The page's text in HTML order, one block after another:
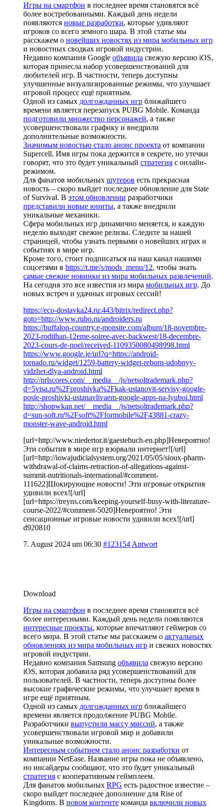
Игры на смартфон в последнее время становятся всё
более востребованными. Каждый день недели
появляются новые разработки, которые удивляют
игроков со всего земного шара. В этой статье мы
расскажем о новейших новостях из мира мобильных игр
и новостных сводках игровой индустрии.
Недавно компания Google объявила свежую версию iOS,
которая принесла набор усовершенствований для
любителей игр. В частности, теперь доступны
улучшенные визуализированные режимы, что улучшает
игровой процесс ещё приятным.
Одной из самых долгожданных игр ближайшего
времени является перезапуск PUBG Mobile. Команда
подготовили множество персонажей, а также
усовершенствовали графику и внедрили
дополнительные возможности.
Значимым новостью стало анонс проекта от компании
Supercell. Имя игры пока держится в секрете, но утечки
говорят, что это будет уникальный стратегия с онлайн-
режимом.
Для фанатов мобильных шутеров есть прекрасная
новость – скоро выйдет последнее обновление для State
of Survival. В этом обновлении разработчики
представили новые юниты, а также внедрили
уникальные механики.
Сфера мобильных игр динамично меняется, и каждую
неделю выходят свежие релизы. Следите за нашей
страницей, чтобы узнать первыми о новейших играх и
событиях в мире игр.
Кроме того, стоит подписаться на наш канал нашими
соцсетями в https://t.me/s/mods_menu/12, чтобы знать
самые свежие новинки из мира мобильных развлечений.
На сегодня это все известия из мира мобильных игр. До
новых встреч и удачных игровых сессий!
https://eco-dostavka24.ru:443/bitrix/redirect.php?
goto=http://www.rubo.ru/androiders.ru
https://buffalon-country.e-monsite.com/album/18-novembre-
2023-rodilhan-12eme-soiree-avec-backwest/18-decembre-
2023-cours-de-noel/received-1109350080498998.html
https://www.google.je/url?q=https://android-
tornado.ru/widget/1259-battery-widget-reborn-udobnyy-
vidzhet-dlya-android.html
http://nrlscores.com/__media__/js/netsoltrademark.php?
d=5visa.ru%2Fproshivka%2Fkak-ustanovit-servisy-google-
posle-proshivki-ustanavlivaem-google-apps-na-lyuboi.html
http://shopwkan.net/__media__/js/netsoltrademark.php?
d=sun-soft.ru%2Fsoft%2Fformobile%2F43881-crazy-
monster-wave-android.html
[url=http://www.niedertor.it/gaestebuch-en.php]Невероятно!
Эти события в мире игр взорвали интернет![/url]
[url=http://iowajudicialsystem.org/2021/05/05/sioux-pharm-
withdrawal-of-claims-retraction-of-allegations-against-
summit-nutritionals-international/#comment-
111622]Шокирующие новости! Эти игровые открытия
удивили всех![/url]
[url=https://treyns.com/keeping-yourself-busy-with-literature-
course-2022/#comment-5020]Невероятно! Эти
сенсационные игровые новости удивили всех![/url]
d920810
7. August 2024 um 06:30 #123154 Antwort
Download
Игры на смартфон в последнее время становятся всё
более интересными. Каждый день недели появляются
интересные проекты, которые впечатляют геймеров со
всего мира. В этой статье мы расскажем о актуальных
обновлениях из мира мобильных игр и свежих новостях
игровой индустрии.
Недавно компания Samsung объявила свежую версию
iOS, которая добавила ряд усовершенствований для
пользователей. В частности, теперь доступны более
высокие графические режимы, что улучшает время в
игре ещё приятным.
Одной из самых долгожданных игр ближайшего
времени является продолжение PUBG Mobile.
Разработчики выпустили массу миссий, а также
усовершенствовали игровой мир и добавили
уникальные возможности.
Интересным событием стало анонс разработки от
компании NetEase. Название игры пока не объявлено,
но инсайдеры сообщают, что это будет уникальный
стратегия с кооперативным геймплеем.
Для фанатов мобильных RPG есть радостное известие –
скоро выйдет последнее дополнение для Rise of
Kingdoms. В новом контенте команда включили новых